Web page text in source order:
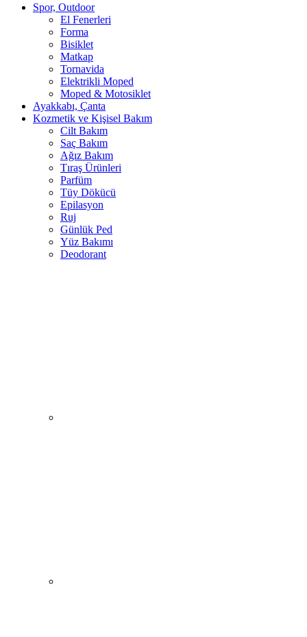
Spor, Outdoor
El Fenerleri
Forma
Bisiklet
Matkap
Tornavida
Elektrikli Moped
Moped & Motosiklet
Ayakkabı, Çanta
Kozmetik ve Kişisel Bakım
Cilt Bakım
Saç Bakım
Ağız Bakım
Tıraş Ürünleri
Parfüm
Tüy Dökücü
Epilasyon
Ruj
Günlük Ped
Yüz Bakımı
Deodorant